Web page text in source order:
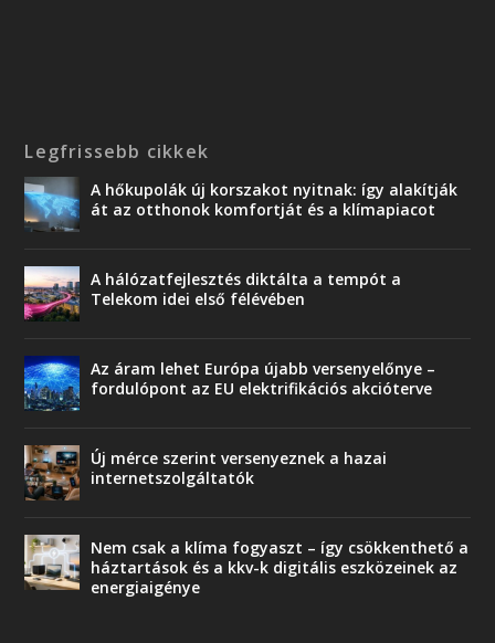
Legfrissebb cikkek
A hőkupolák új korszakot nyitnak: így alakítják
át az otthonok komfortját és a klímapiacot
A hálózatfejlesztés diktálta a tempót a
Telekom idei első félévében
Az áram lehet Európa újabb versenyelőnye –
fordulópont az EU elektrifikációs akcióterve
Új mérce szerint versenyeznek a hazai
internetszolgáltatók
Nem csak a klíma fogyaszt – így csökkenthető a
háztartások és a kkv-k digitális eszközeinek az
energiaigénye